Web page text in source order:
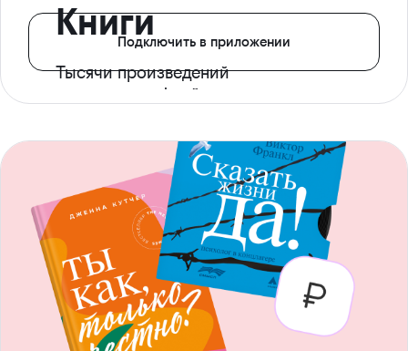
Книги
Тысячи произведений
с доступом офлайн
Подключить в приложении